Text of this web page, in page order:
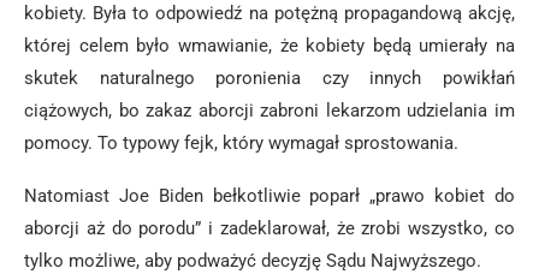
kobiety. Była to odpowiedź na potężną propagandową akcję,
której celem było wmawianie, że kobiety będą umierały na
skutek naturalnego poronienia czy innych powikłań
ciążowych, bo zakaz aborcji zabroni lekarzom udzielania im
pomocy. To typowy fejk, który wymagał sprostowania.
Natomiast Joe Biden bełkotliwie poparł „prawo kobiet do
aborcji aż do porodu” i zadeklarował, że zrobi wszystko, co
tylko możliwe, aby podważyć decyzję Sądu Najwyższego.